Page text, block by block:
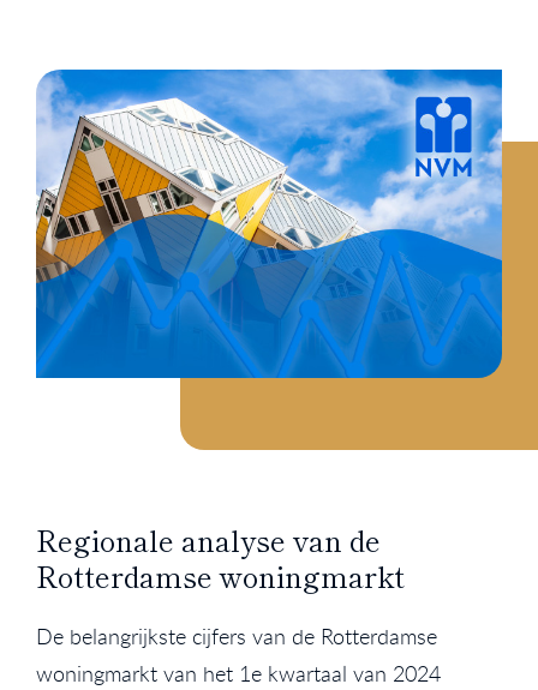
Regionale analyse van de
Rotterdamse woningmarkt
De belangrijkste cijfers van de Rotterdamse
woningmarkt van het 1e kwartaal van 2024